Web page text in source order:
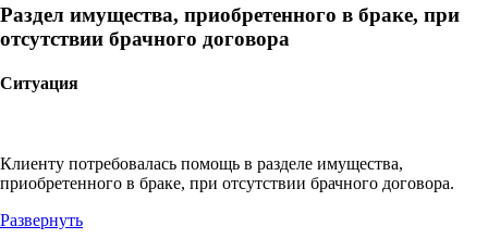
Раздел имущества, приобретенного в браке, при
отсутствии брачного договора
Ситуация
Клиенту потребовалась помощь в разделе имущества,
приобретенного в браке, при отсутствии брачного договора.
Развернуть